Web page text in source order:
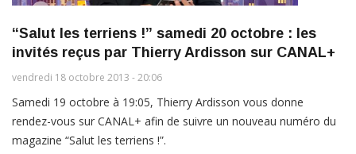
“Salut les terriens !” samedi 20 octobre : les
invités reçus par Thierry Ardisson sur CANAL+
vendredi 18 octobre 2013 - 20:06
Samedi 19 octobre à 19:05, Thierry Ardisson vous donne
rendez-vous sur CANAL+ afin de suivre un nouveau numéro du
magazine “Salut les terriens !”.